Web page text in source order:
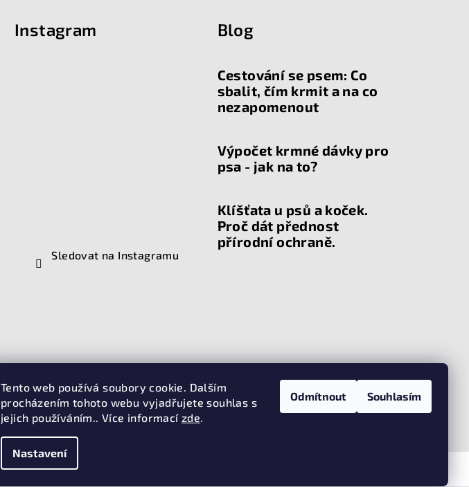
Tento web používá soubory cookie. Dalším
procházením tohoto webu vyjadřujete souhlas s
jejich používáním.. Více informací zde.
Nastavení
Odmítnout Souhlasím
Instagram
Sledovat na Instagramu
Blog
Cestování se psem: Co
sbalit, čím krmit a na co
nezapomenout
Výpočet krmné dávky pro
psa - jak na to?
Klíšťata u psů a koček.
Proč dát přednost
přírodní ochraně.
Copyright 2026